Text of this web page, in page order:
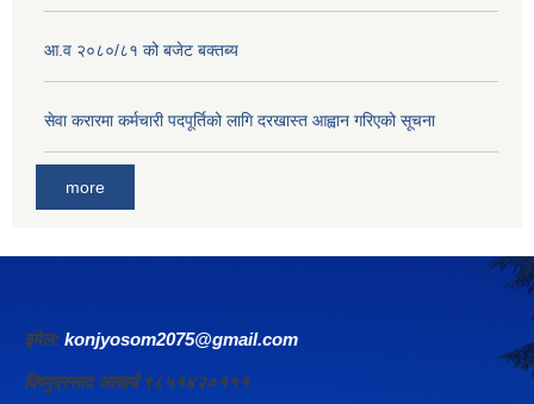
आ.व २०८०/८१ को बजेट बक्तब्य
सेवा करारमा कर्मचारी पदपूर्तिको लागि दरखास्त आह्वान गरिएको सूचना
more
इमेल: konjyosom2075@gmail.com
विष्णुप्रसाद आचार्य ९८५१४२०१११